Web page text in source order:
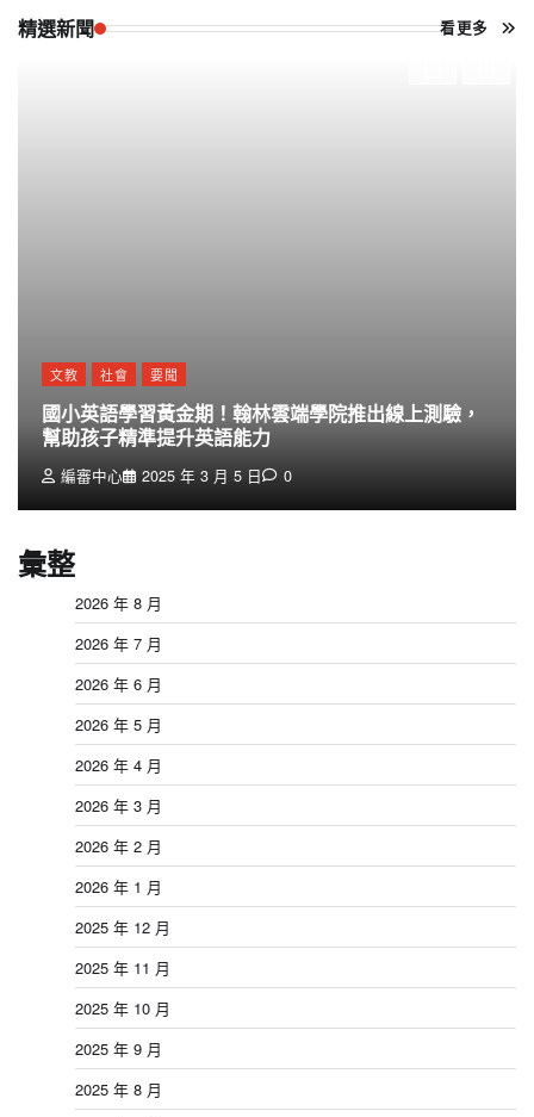
精選新聞 看更多
文教 社會 要聞
國小英語學習黃金期！翰林雲端學院推出線上測驗，
幫助孩子精準提升英語能力
編審中心 2025 年 3 月 5 日 0
彙整
2026 年 8 月
2026 年 7 月
2026 年 6 月
2026 年 5 月
2026 年 4 月
2026 年 3 月
2026 年 2 月
2026 年 1 月
2025 年 12 月
2025 年 11 月
2025 年 10 月
2025 年 9 月
2025 年 8 月